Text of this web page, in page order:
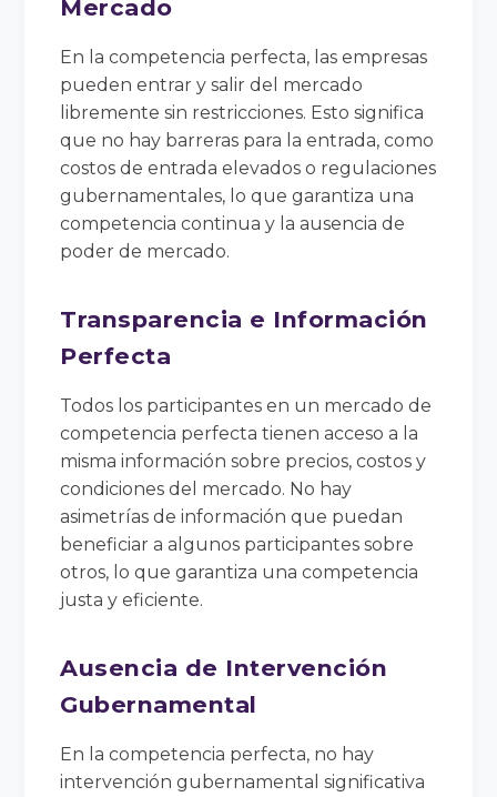
Mercado
En la competencia perfecta, las empresas
pueden entrar y salir del mercado
libremente sin restricciones. Esto significa
que no hay barreras para la entrada, como
costos de entrada elevados o regulaciones
gubernamentales, lo que garantiza una
competencia continua y la ausencia de
poder de mercado.
Transparencia e Información
Perfecta
Todos los participantes en un mercado de
competencia perfecta tienen acceso a la
misma información sobre precios, costos y
condiciones del mercado. No hay
asimetrías de información que puedan
beneficiar a algunos participantes sobre
otros, lo que garantiza una competencia
justa y eficiente.
Ausencia de Intervención
Gubernamental
En la competencia perfecta, no hay
intervención gubernamental significativa